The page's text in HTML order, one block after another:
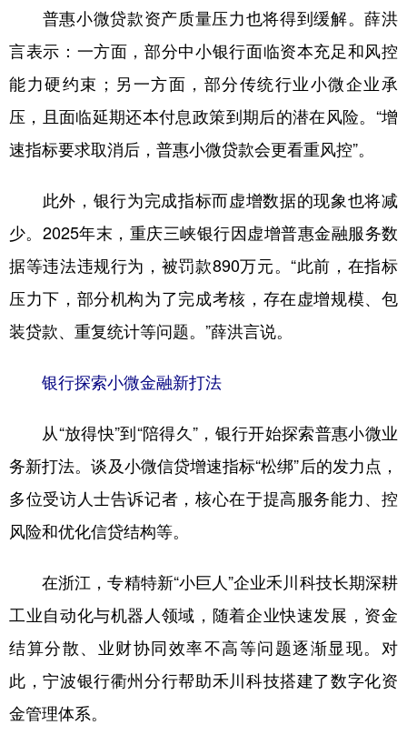
普惠小微贷款资产质量压力也将得到缓解。薛洪
言表示：一方面，部分中小银行面临资本充足和风控
能力硬约束；另一方面，部分传统行业小微企业承
压，且面临延期还本付息政策到期后的潜在风险。“增
速指标要求取消后，普惠小微贷款会更看重风控”。
此外，银行为完成指标而虚增数据的现象也将减
少。2025年末，重庆三峡银行因虚增普惠金融服务数
据等违法违规行为，被罚款890万元。“此前，在指标
压力下，部分机构为了完成考核，存在虚增规模、包
装贷款、重复统计等问题。”薛洪言说。
银行探索小微金融新打法
从“放得快”到“陪得久”，银行开始探索普惠小微业
务新打法。谈及小微信贷增速指标“松绑”后的发力点，
多位受访人士告诉记者，核心在于提高服务能力、控
风险和优化信贷结构等。
在浙江，专精特新“小巨人”企业禾川科技长期深耕
工业自动化与机器人领域，随着企业快速发展，资金
结算分散、业财协同效率不高等问题逐渐显现。对
此，宁波银行衢州分行帮助禾川科技搭建了数字化资
金管理体系。